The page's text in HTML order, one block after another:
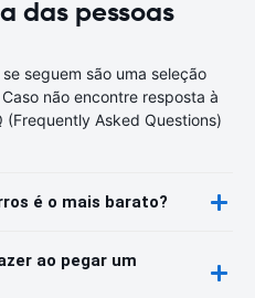
das pessoas
seguem são uma seleção
não encontre resposta à
(Frequently Asked Questions)
é o mais barato?
ao pegar um